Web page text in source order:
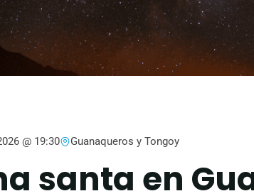
@ 19:30 Guanaqueros y Tongoy
santa en